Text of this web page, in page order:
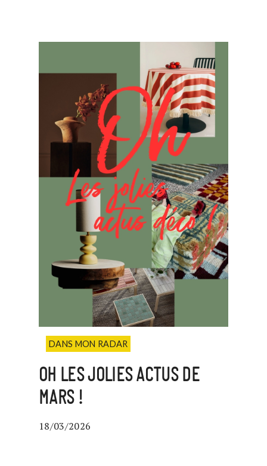
DANS MON RADAR
OH LES JOLIES ACTUS DE
MARS !
18/03/2026